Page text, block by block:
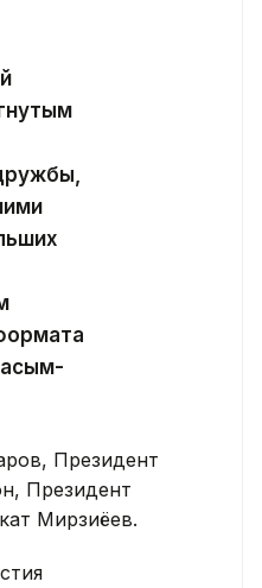
Президент
Президент
Мирзиёев.